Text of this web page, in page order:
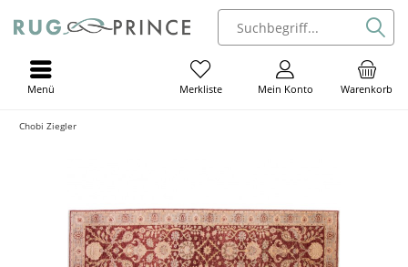
Warenkorb
Mein Konto
Merkliste
Menü
Chobi Ziegler